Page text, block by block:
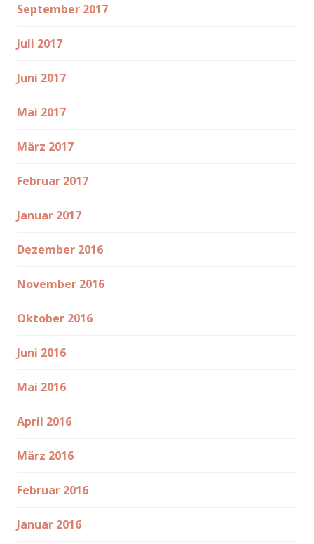
September 2017
Juli 2017
Juni 2017
Mai 2017
März 2017
Februar 2017
Januar 2017
Dezember 2016
November 2016
Oktober 2016
Juni 2016
Mai 2016
April 2016
März 2016
Februar 2016
Januar 2016